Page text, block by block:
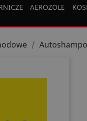
AEROZOLE